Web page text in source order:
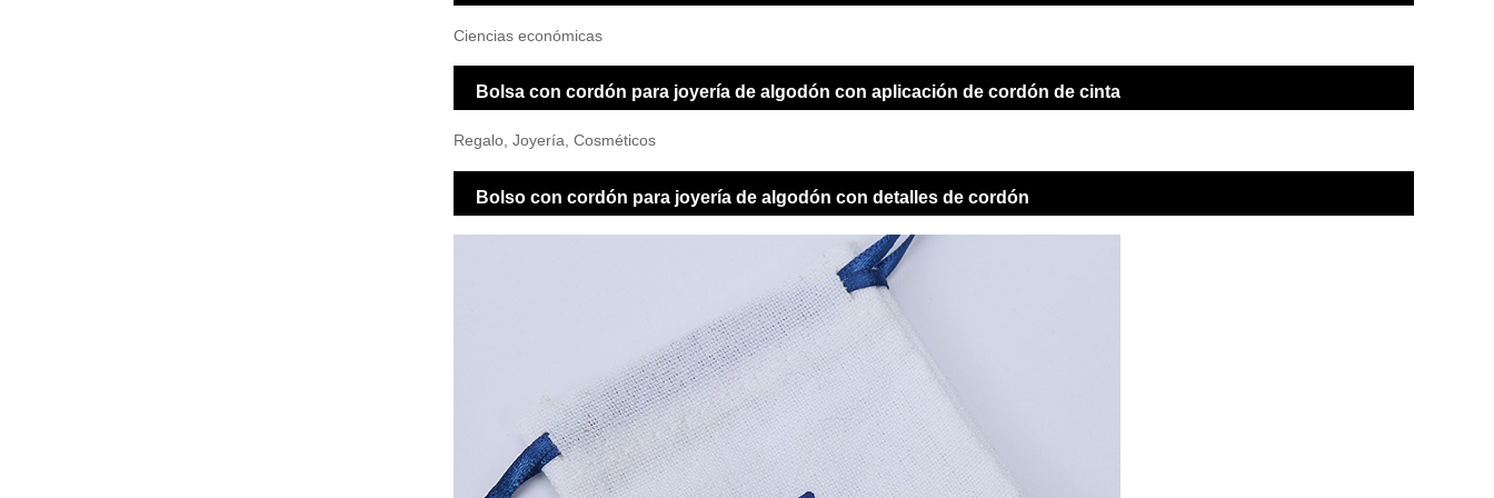
Ciencias económicas
Bolsa con cordón para joyería de algodón con aplicación de cordón de cinta
Regalo, Joyería, Cosméticos
Bolso con cordón para joyería de algodón con detalles de cordón